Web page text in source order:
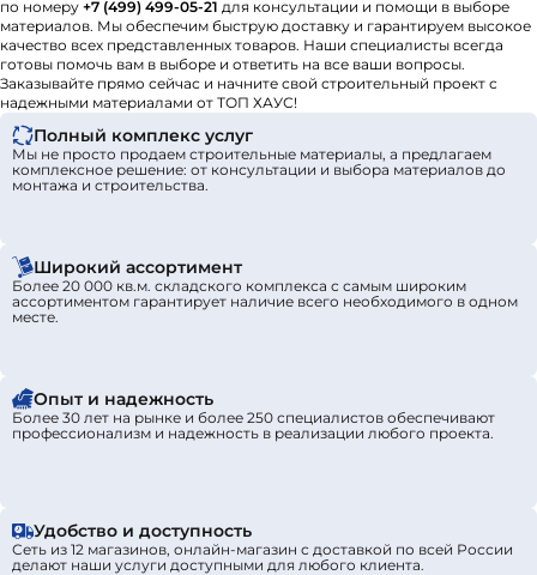
по номеру +7 (499) 499-05-21 для консультации и помощи в выборе
материалов. Мы обеспечим быструю доставку и гарантируем высокое
качество всех представленных товаров. Наши специалисты всегда
готовы помочь вам в выборе и ответить на все ваши вопросы.
Заказывайте прямо сейчас и начните свой строительный проект с
надежными материалами от ТОП ХАУС!
Полный комплекс услуг
Мы не просто продаем строительные материалы, а предлагаем
комплексное решение: от консультации и выбора материалов до
монтажа и строительства.
Широкий ассортимент
Более 20 000 кв.м. складского комплекса с самым широким
ассортиментом гарантирует наличие всего необходимого в одном
месте.
Опыт и надежность
Более 30 лет на рынке и более 250 специалистов обеспечивают
профессионализм и надежность в реализации любого проекта.
Удобство и доступность
Сеть из 12 магазинов, онлайн-магазин с доставкой по всей России
делают наши услуги доступными для любого клиента.